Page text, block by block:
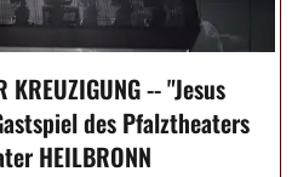
KREUZIGUNG -- "Jesus
des Pfalztheaters
HEILBRONN